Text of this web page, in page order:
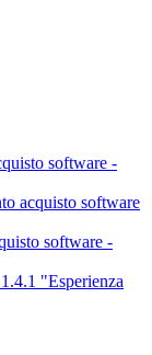
software -
acquisto software
software -
"Esperienza